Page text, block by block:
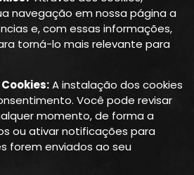
navegação em nossa página a
e, com essas informações,
torná-lo mais relevante para
A instalação dos cookies
Você pode revisar
momento, de forma a
ou ativar notificações para
forem enviados ao seu